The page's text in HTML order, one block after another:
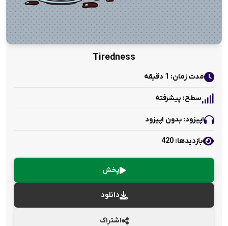
Tiredness
مدت زمان: 1 دقیقه
سطح: پیشرفته
اپیزود: بدون اپیزود
بازدید‌ها: 420
پخش
دانلود
اشتراک